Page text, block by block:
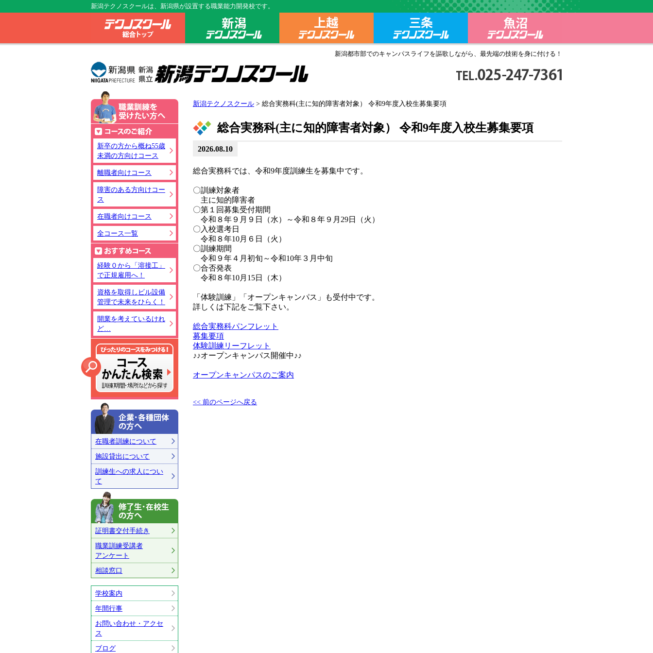
新潟テクノスクールは、新潟県が設置する職業能力開発校です。
テクノスクール総合トップ 新潟テクノスクール 上越テクノスクール 三条テクノスクール
新潟都市部でのキャンパスライフを謳歌しながら、最先端の技術を身に付ける！
新潟テクノスクール > 総合実務科(主に知的障害者対象） 令和9年度入校生募集要項
総合実務科(主に知的障害者対象） 令和9年度入校生募集要項
2026.08.10
総合実務科では、令和9年度訓練生を募集中です。
〇訓練対象者
主に知的障害者
〇第１回募集受付期間
令和８年９月９日（水）～令和８年９月29日（火）
〇入校選考日
令和８年10月６日（火）
〇訓練期間
令和９年４月初旬～令和10年３月中旬
〇合否発表
令和８年10月15日（木）
「体験訓練」「オープンキャンパス」も受付中です。
詳しくは下記をご覧下さい。
総合実務科パンフレット
募集要項
体験訓練リーフレット
♪♪オープンキャンパス開催中♪♪
オープンキャンパスのご案内
<< 前のページへ戻る
職業訓練を受けたい方へ
コースのご紹介
新卒の方から概ね55歳
未満の方向けコース
離職者向けコース
障害のある方向けコー
ス
在職者向けコース
全コース一覧
おすすめコース
経験０から「溶接工」
で正規雇用へ！
資格を取得しビル設備
管理で未来をひらく！
開業を考えているけれ
ど…
在職者訓練について
施設貸出について
訓練生への求人につい
て
証明書交付手続き
職業訓練受講者
アンケート
相談窓口
学校案内
年間行事
お問い合わせ・アクセ
ス
ブログ